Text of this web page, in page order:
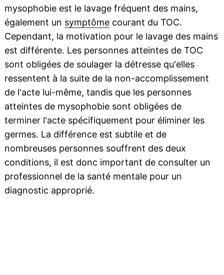
mysophobie est le lavage fréquent des mains,
également un symptômecourant du TOC.
Cependant, la motivation pour le lavage des mains
est différente. Les personnes atteintes de TOC
sont obligées de soulager la détresse qu'elles
ressentent à la suite de la non-accomplissement
de l'acte lui-même, tandis que les personnes
atteintes de mysophobie sont obligées de
terminer l'acte spécifiquement pour éliminer les
germes. La différence est subtile et de
nombreuses personnes souffrent des deux
conditions, il est donc important de consulter un
professionnel de la santé mentale pour un
diagnostic approprié.